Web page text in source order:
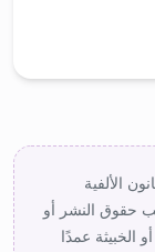
الألفية
حقوق النشر أو
الخبيثة عمدًا